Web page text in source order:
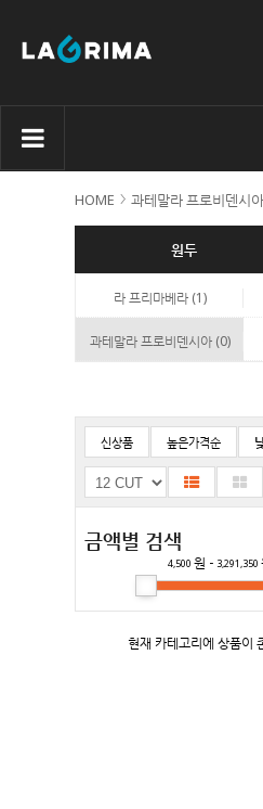
HOME 과테말라 프로비덴시아
원두
라 프리마베라 (1)
과테말라 프로비덴시아 (0)
신상품 높은가격순
금액별 검색
4,500 원 - 3,291,350
현재 카테고리에 상품이